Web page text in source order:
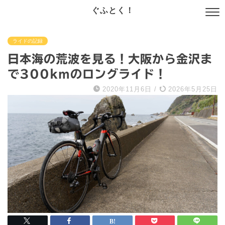
ぐふとく！
ライドの記録
日本海の荒波を見る！大阪から金沢ま
で300kmのロングライド！
2020年11月6日 / 2026年5月25日